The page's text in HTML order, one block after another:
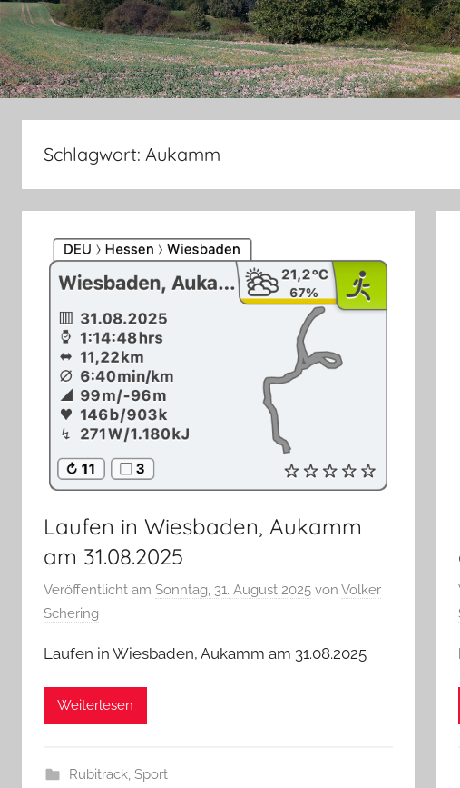
Schlagwort: Aukamm
Laufen in Wiesbaden, Aukamm
am 31.08.2025
Veröffentlicht am Sonntag, 31. August 2025 von Volker
Schering
Laufen in Wiesbaden, Aukamm am 31.08.2025
Weiterlesen
Rubitrack, Sport